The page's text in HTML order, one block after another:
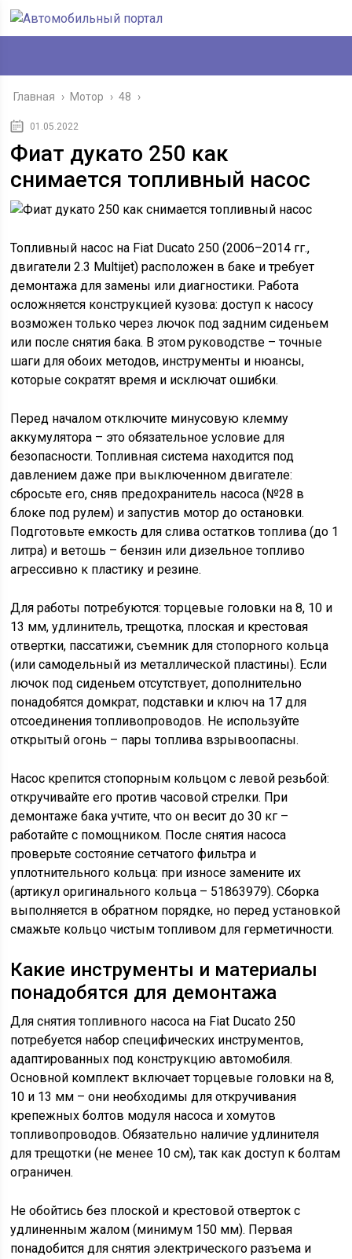
Главная › Мотор › 48 ›
01.05.2022
Фиат дукато 250 как
снимается топливный насос
Топливный насос на Fiat Ducato 250 (2006–2014 гг.,
двигатели 2.3 Multijet) расположен в баке и требует
демонтажа для замены или диагностики. Работа
осложняется конструкцией кузова: доступ к насосу
возможен только через лючок под задним сиденьем
или после снятия бака. В этом руководстве – точные
шаги для обоих методов, инструменты и нюансы,
которые сократят время и исключат ошибки.
Перед началом отключите минусовую клемму
аккумулятора – это обязательное условие для
безопасности. Топливная система находится под
давлением даже при выключенном двигателе:
сбросьте его, сняв предохранитель насоса (№28 в
блоке под рулем) и запустив мотор до остановки.
Подготовьте емкость для слива остатков топлива (до 1
литра) и ветошь – бензин или дизельное топливо
агрессивно к пластику и резине.
Для работы потребуются: торцевые головки на 8, 10 и
13 мм, удлинитель, трещотка, плоская и крестовая
отвертки, пассатижи, съемник для стопорного кольца
(или самодельный из металлической пластины). Если
лючок под сиденьем отсутствует, дополнительно
понадобятся домкрат, подставки и ключ на 17 для
отсоединения топливопроводов. Не используйте
открытый огонь – пары топлива взрывоопасны.
Насос крепится стопорным кольцом с левой резьбой:
откручивайте его против часовой стрелки. При
демонтаже бака учтите, что он весит до 30 кг –
работайте с помощником. После снятия насоса
проверьте состояние сетчатого фильтра и
уплотнительного кольца: при износе замените их
(артикул оригинального кольца – 51863979). Сборка
выполняется в обратном порядке, но перед установкой
смажьте кольцо чистым топливом для герметичности.
Какие инструменты и материалы
понадобятся для демонтажа
Для снятия топливного насоса на Fiat Ducato 250
потребуется набор специфических инструментов,
адаптированных под конструкцию автомобиля.
Основной комплект включает торцевые головки на 8,
10 и 13 мм – они необходимы для откручивания
крепежных болтов модуля насоса и хомутов
топливопроводов. Обязательно наличие удлинителя
для трещотки (не менее 10 см), так как доступ к болтам
ограничен.
Не обойтись без плоской и крестовой отверток с
удлиненным жалом (минимум 150 мм). Первая
понадобится для снятия электрического разъема и